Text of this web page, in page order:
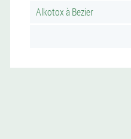
Alkotox à Bezier